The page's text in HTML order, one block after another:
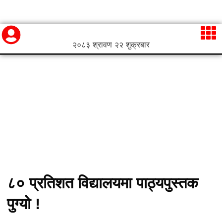
२०८३ श्रावण २२ शुक्रबार
८० प्रतिशत विद्यालयमा पाठ्यपुस्तक
पुग्यो !